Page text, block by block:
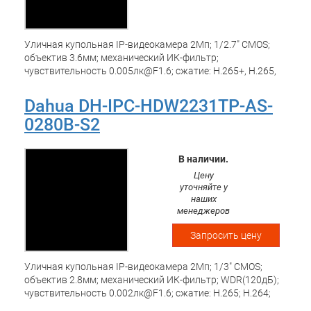
Уличная купольная IP-видеокамера 2Мп; 1/2.7" CMOS;
объектив 3.6мм; механический ИК-фильтр;
чувствительность 0.005лк@F1.6; сжатие: H.265+, H.265,
видеоаналитика: пересечение линии, контроль зоны; ИК-
подсветка до 30м; встроенный микрофон; защита: IP67;
MicroSD до 256Гбайт; питание: 12В(DC), PoE; корпус:
металл, пластик
Dahua DH-IPC-HDW2231TP-AS-
0280B-S2
Уличная купольная IP-видеокамера 2Мп; 1/3" CMOS;
объектив 2.8мм; механический ИК-фильтр; WDR(120дБ);
чувствительность 0.002лк@F1.6; сжатие: H.265; H.264;
В наличии.
Цену
уточняйте у
наших
менеджеров
Запросить цену